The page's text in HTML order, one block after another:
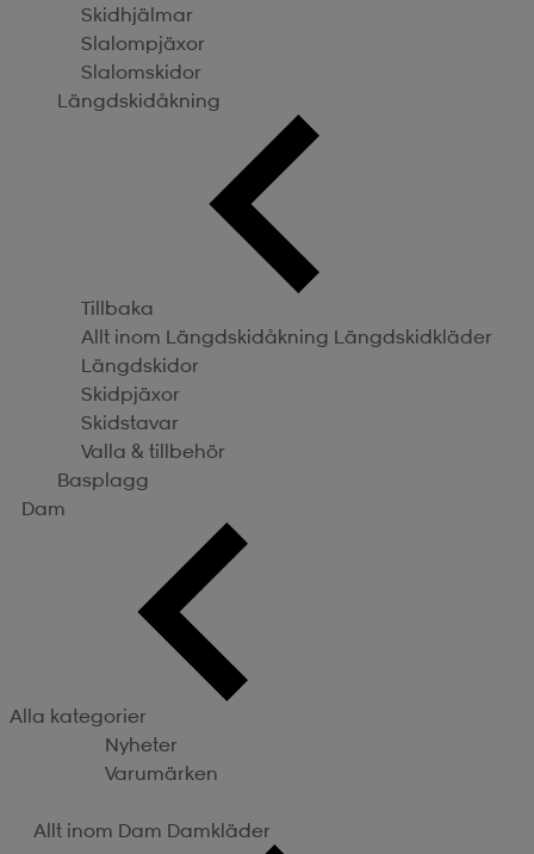
Skidhjälmar
Slalompjäxor
Slalomskidor
Längdskidåkning
Tillbaka
Allt inom Längdskidåkning Längdskidkläder
Längdskidor
Skidpjäxor
Skidstavar
Valla & tillbehör
Basplagg
Dam
Alla kategorier
Nyheter
Varumärken
Allt inom Dam Damkläder